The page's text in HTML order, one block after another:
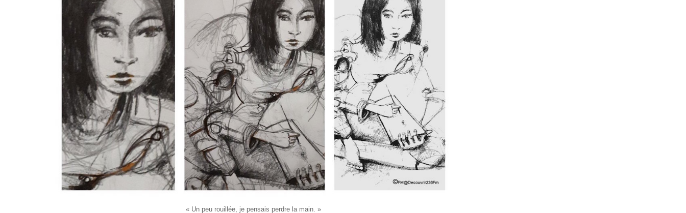
« Un peu rouillée, je pensais perdre la main. »